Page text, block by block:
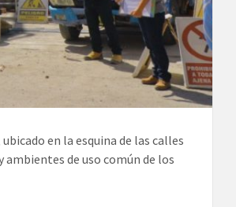
en la esquina de las calles
de uso común de los